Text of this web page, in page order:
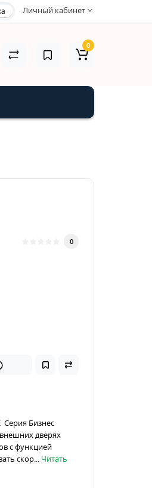
Личный кабинет
0
FIRE [80кг|1100мм]
0
Серия Бизнес
дверях
с функцией
скор... Читать